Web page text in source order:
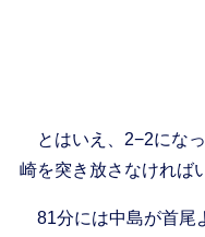
とはいえ、2−2にな
崎を突き放さなければ
81分には中島が首尾